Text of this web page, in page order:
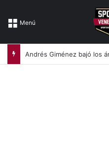
Menú
Andrés Giménez bajó los